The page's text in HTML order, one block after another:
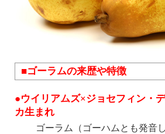
■ゴーラムの来歴や特徴
●ウイリアムズ×ジョセフィン・
カ生まれ
ゴーラム（ゴーハムとも発音